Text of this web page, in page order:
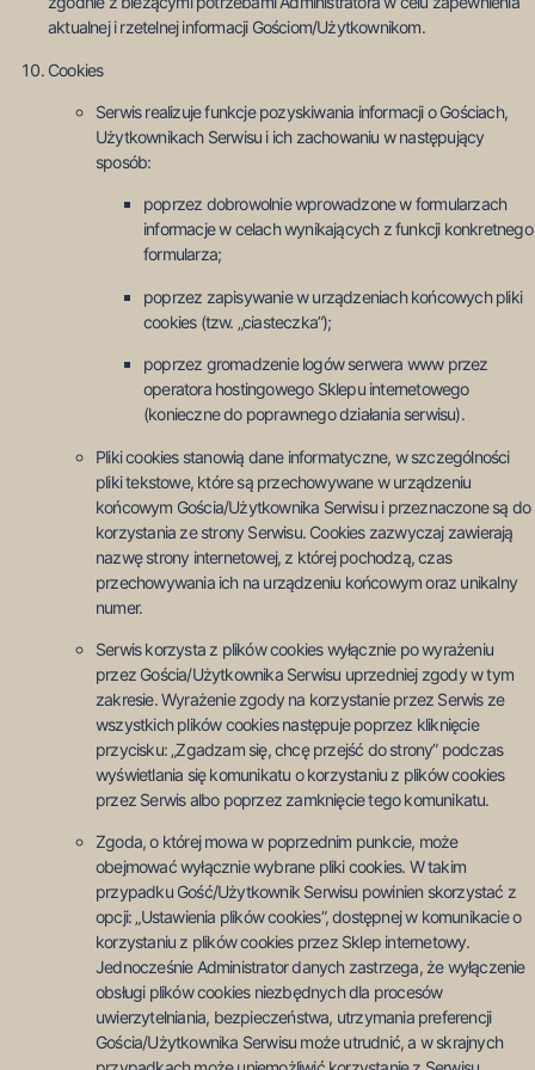
aktualnej i rzetelnej informacji Gościom/Użytkownikom.
Cookies
Serwis realizuje funkcje pozyskiwania informacji o Gościach,
Użytkownikach Serwisu i ich zachowaniu w następujący
sposób:
poprzez dobrowolnie wprowadzone w formularzach
informacje w celach wynikających z funkcji konkretnego
formularza;
poprzez zapisywanie w urządzeniach końcowych pliki
cookies (tzw. „ciasteczka”);
poprzez gromadzenie logów serwera www przez
operatora hostingowego Sklepu internetowego
(konieczne do poprawnego działania serwisu).
Pliki cookies stanowią dane informatyczne, w szczególności
pliki tekstowe, które są przechowywane w urządzeniu
końcowym Gościa/Użytkownika Serwisu i przeznaczone są do
korzystania ze strony Serwisu. Cookies zazwyczaj zawierają
nazwę strony internetowej, z której pochodzą, czas
przechowywania ich na urządzeniu końcowym oraz unikalny
numer.
Serwis korzysta z plików cookies wyłącznie po wyrażeniu
przez Gościa/Użytkownika Serwisu uprzedniej zgody w tym
zakresie. Wyrażenie zgody na korzystanie przez Serwis ze
wszystkich plików cookies następuje poprzez kliknięcie
przycisku: „Zgadzam się, chcę przejść do strony” podczas
wyświetlania się komunikatu o korzystaniu z plików cookies
przez Serwis albo poprzez zamknięcie tego komunikatu.
Zgoda, o której mowa w poprzednim punkcie, może
obejmować wyłącznie wybrane pliki cookies. W takim
przypadku Gość/Użytkownik Serwisu powinien skorzystać z
opcji: „Ustawienia plików cookies”, dostępnej w komunikacie o
korzystaniu z plików cookies przez Sklep internetowy.
Jednocześnie Administrator danych zastrzega, że wyłączenie
obsługi plików cookies niezbędnych dla procesów
uwierzytelniania, bezpieczeństwa, utrzymania preferencji
Gościa/Użytkownika Serwisu może utrudnić, a w skrajnych